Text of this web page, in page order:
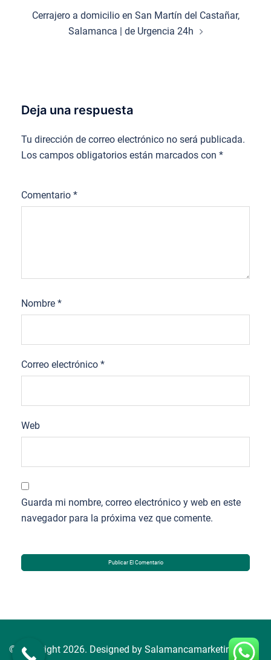
Cerrajero a domicilio en San Martín del Castañar,
Salamanca | de Urgencia 24h
Deja una respuesta
Tu dirección de correo electrónico no será publicada.
Los campos obligatorios están marcados con *
Comentario *
Nombre *
Correo electrónico *
Web
Guarda mi nombre, correo electrónico y web en este
navegador para la próxima vez que comente.
© Copyright 2026. Designed by Salamancamarketing